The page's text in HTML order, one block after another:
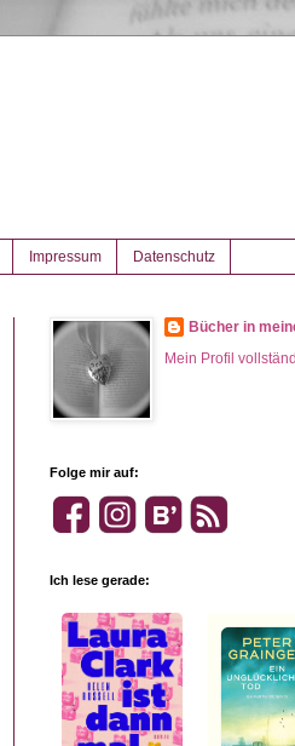
Impressum Datenschutz
Bücher in
Mein Profil
Folge mir auf:
Ich lese gerade: